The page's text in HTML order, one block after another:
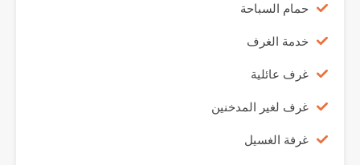
حمام السباحة
خدمة الغرف
غرف عائلية
غرف لغير المدخنين
غرفة الغسيل